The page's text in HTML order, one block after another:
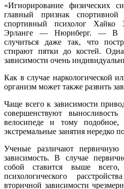
«Игнорирование физических
главный признак
спортивный психолог Хайко
Эрланге — Нюрнберг. — В
случиться даже так, что
стирают пятки до костей.
зависимости очень
Как в случае наркологической
организм может также развить
Чаще всего к зависимости
совершенствуют
велосипеде и тому
экстремальные занятия нередко
Ученые различают
зависимость. В случае
собой ставится выше
психологического
вторичной зависимости